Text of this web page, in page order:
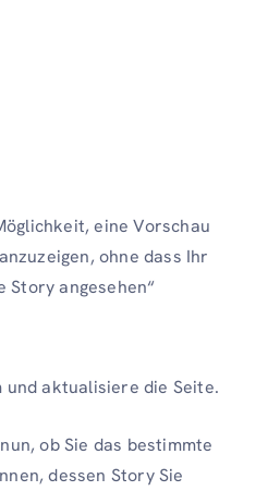
eine Vorschau
ohne dass Ihr
Story angesehen“
und aktualisiere die Seite.
ob Sie das bestimmte
dessen Story Sie